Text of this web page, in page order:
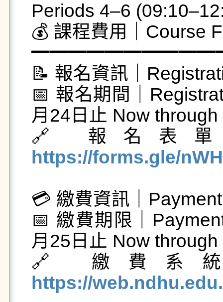
Periods 4–6
💰 課程費用｜Course
📝 報名資訊｜
📅 報名期間｜
月24日止 Now
🔗 報名表單｜
https://forms.gle/
💳 繳費資訊｜
📅 繳費期限｜
月25日止 Now
🔗 繳費系統
https://